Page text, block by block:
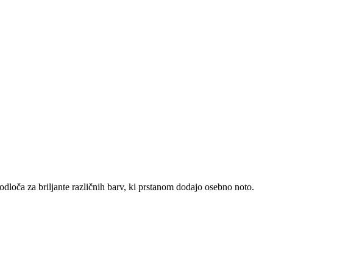
za briljante različnih barv, ki prstanom dodajo osebno noto.